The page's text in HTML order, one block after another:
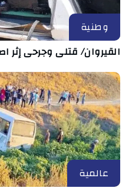
وطنية
القيروان/ قتلى وجرحى إثر
عالمية